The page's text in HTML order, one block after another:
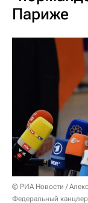
Париже
© РИА Новости /
Федеральный